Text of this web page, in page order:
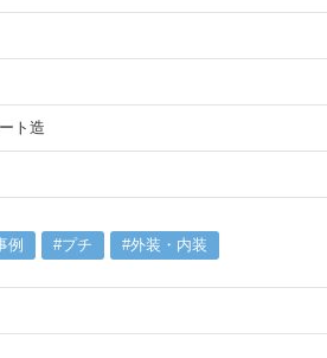
ト造
例 プチ 外装・内装